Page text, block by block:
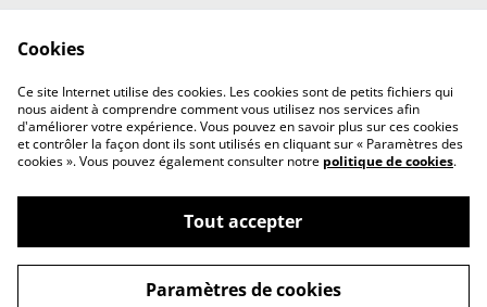
Politique de
confidentialité
Politique de cookies
©2026Poké Shop & cie
Cookies
Ce site Internet utilise des cookies. Les cookies sont de petits fichiers qui
nous aident à comprendre comment vous utilisez nos services afin
d'améliorer votre expérience. Vous pouvez en savoir plus sur ces cookies
et contrôler la façon dont ils sont utilisés en cliquant sur « Paramètres des
cookies ». Vous pouvez également consulter notre politique de cookies.
Tout accepter
Paramètres de cookies